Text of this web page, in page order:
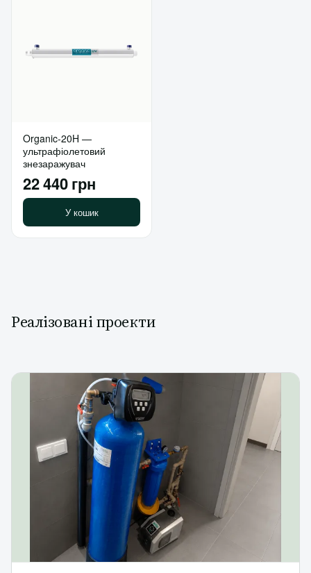
Organic-20H —
ультрафіолетовий
знезаражувач
22 440 грн
У кошик
Реалізовані проекти